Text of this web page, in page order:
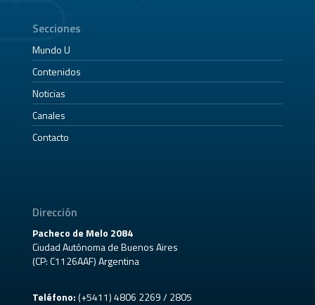
Secciones
Mundo U
Contenidos
Noticias
Canales
Contacto
Dirección
Pacheco de Melo 2084
Ciudad Autónoma de Buenos Aires
(CP: C1126AAF) Argentina
Teléfono:(+5411) 4806 2269 / 2805